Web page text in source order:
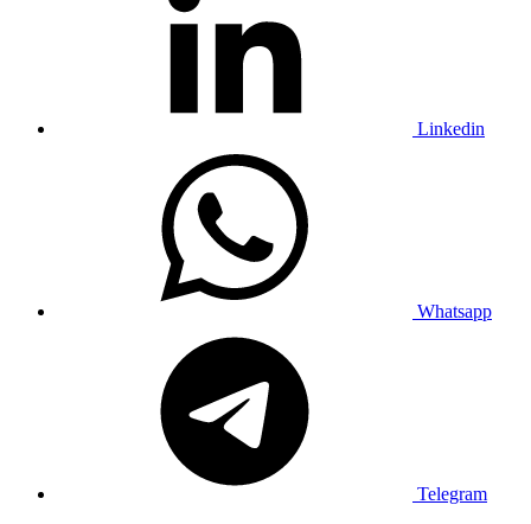
Linkedin
Whatsapp
Telegram